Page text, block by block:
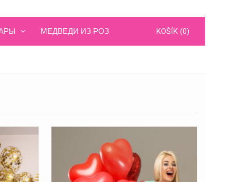
МЕДВЕДИ ИЗ РОЗ KOŠÍK (0)